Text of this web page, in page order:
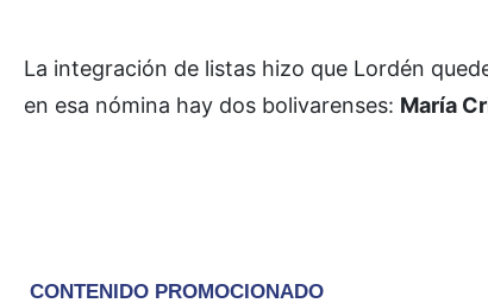
La integración de listas hizo que Lordén
en esa nómina hay dos bolivarenses: María